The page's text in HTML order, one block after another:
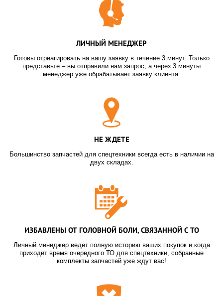
ЛИЧНЫЙ МЕНЕДЖЕР
Готовы отреагировать на вашу заявку в течение 3 минут. Только
представьте – вы отправили нам запрос, а через 3 минуты
менеджер уже обрабатывает заявку клиента.
НЕ ЖДЕТЕ
Большинство запчастей для спецтехники всегда есть в наличии на
двух складах.
ИЗБАВЛЕНЫ ОТ ГОЛОВНОЙ БОЛИ, СВЯЗАННОЙ С ТО
Личный менеджер ведет полную историю ваших покупок и когда
приходит время очередного ТО для спецтехники, собранные
комплекты запчастей уже ждут вас!